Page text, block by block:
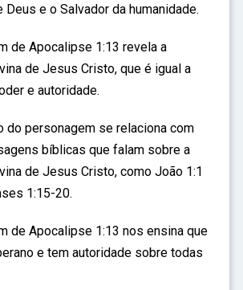
Deus e o Salvador da humanidade.
de Apocalipse 1:13 revela a
de Jesus Cristo, que é igual a
e autoridade.
do personagem se relaciona com
bíblicas que falam sobre a
de Jesus Cristo, como João 1:1
1:15-20.
de Apocalipse 1:13 nos ensina que
e tem autoridade sobre todas